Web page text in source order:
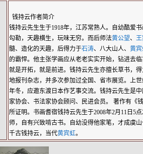
钱持云作者简介
钱持云先生生于1918年，江苏常熟人。自幼酷爱
勾勒，天趣横生，玩味无穷。而后师法黄公望、 王
髓、造化的天趣，后得力于石涛、八大山人、 黄
的霸悍。他主张学画应从老老实实开始，钻进去
就是开拓，就是前进。钱持云先生亦擅长草书，
地报刊杂志，并多次参加过全国、省市展览。上
年冬，应邀东渡日本作艺事交流。钱持云先生是
家协会、书法家协会顾问、民进会员。 著作有《
所证明。书画耆宿钱持云先生于2008年2月11日5
师，自有兴致啃古书。自幼没得他家笔，才成虞
千古钱持云，当代黄宾虹。